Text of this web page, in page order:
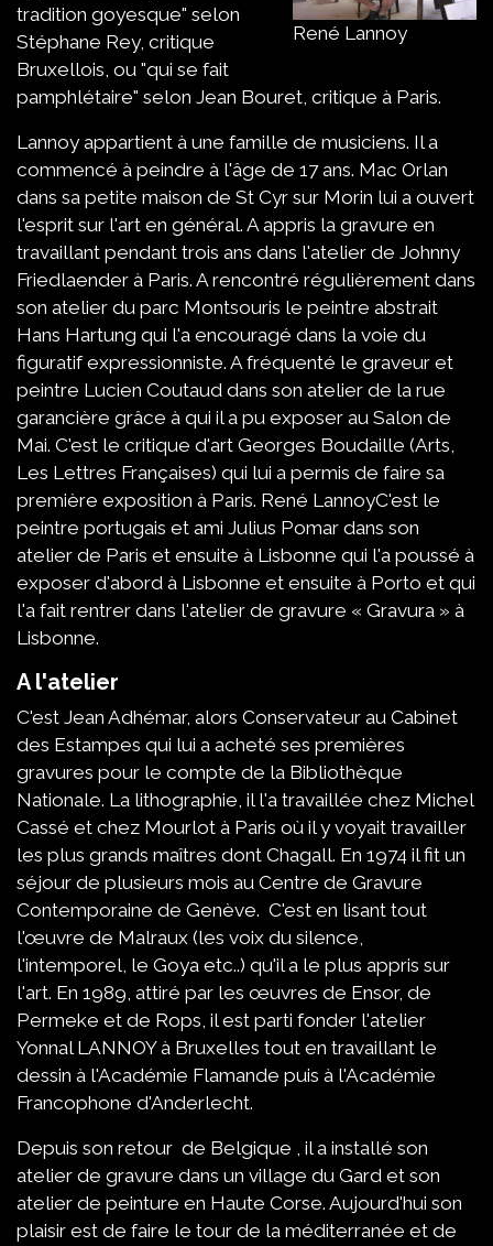
René Lannoy
tradition goyesque" selon
Stéphane Rey, critique
Bruxellois, ou "qui se fait
pamphlétaire" selon Jean Bouret, critique à Paris.
Lannoy appartient à une famille de musiciens. Il a
commencé à peindre à l'âge de 17 ans. Mac Orlan
dans sa petite maison de St Cyr sur Morin lui a ouvert
l'esprit sur l'art en général. A appris la gravure en
travaillant pendant trois ans dans l'atelier de Johnny
Friedlaender à Paris. A rencontré régulièrement dans
son atelier du parc Montsouris le peintre abstrait
Hans Hartung qui l'a encouragé dans la voie du
figuratif expressionniste. A fréquenté le graveur et
peintre Lucien Coutaud dans son atelier de la rue
garancière grâce à qui il a pu exposer au Salon de
Mai. C'est le critique d'art Georges Boudaille (Arts,
Les Lettres Françaises) qui lui a permis de faire sa
première exposition à Paris. René LannoyC'est le
peintre portugais et ami Julius Pomar dans son
atelier de Paris et ensuite à Lisbonne qui l'a poussé à
exposer d'abord à Lisbonne et ensuite à Porto et qui
l'a fait rentrer dans l'atelier de gravure « Gravura » à
Lisbonne.
A l'atelier
C'est Jean Adhémar, alors Conservateur au Cabinet
des Estampes qui lui a acheté ses premières
gravures pour le compte de la Bibliothèque
Nationale. La lithographie, il l'a travaillée chez Michel
Cassé et chez Mourlot à Paris où il y voyait travailler
les plus grands maîtres dont Chagall. En 1974 il fit un
séjour de plusieurs mois au Centre de Gravure
Contemporaine de Genève. C'est en lisant tout
l'œuvre de Malraux (les voix du silence,
l'intemporel, le Goya etc..) qu'il a le plus appris sur
l'art. En 1989, attiré par les œuvres de Ensor, de
Permeke et de Rops, il est parti fonder l'atelier
Yonnal LANNOY à Bruxelles tout en travaillant le
dessin à l'Académie Flamande puis à l'Académie
Francophone d'Anderlecht.
Depuis son retour de Belgique , il a installé son
atelier de gravure dans un village du Gard et son
atelier de peinture en Haute Corse. Aujourd'hui son
plaisir est de faire le tour de la méditerranée et de